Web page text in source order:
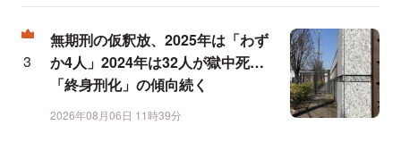
無期刑の仮釈放、2025年は「わず
か4人」2024年は32人が獄中死…
「終身刑化」の傾向続く
2026年08月06日 11時39分